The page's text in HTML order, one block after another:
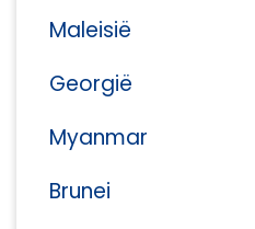
Maleisië
Georgië
Myanmar
Brunei